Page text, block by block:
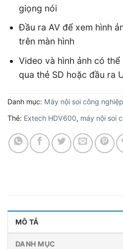
giọng nói
Đầu ra AV để xem hình
trên màn hình
Video và hình ảnh có
qua thẻ SD hoặc đầu ra
Danh mục: Máy nội soi công nghiệp
Thẻ: Extech HDV600, máy nội soi
MÔ TẢ
DANH MỤC